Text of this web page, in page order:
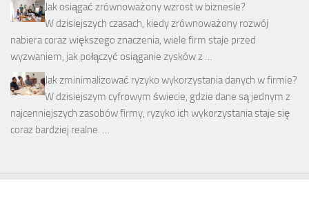
Jak osiągać zrównoważony wzrost w biznesie?
W dzisiejszych czasach, kiedy zrównoważony rozwój
nabiera coraz większego znaczenia, wiele firm staje przed
wyzwaniem, jak połączyć osiąganie zysków z …
Jak zminimalizować ryzyko wykorzystania danych w firmie?
W dzisiejszym cyfrowym świecie, gdzie dane są jednym z
najcenniejszych zasobów firmy, ryzyko ich wykorzystania staje się
coraz bardziej realne. …